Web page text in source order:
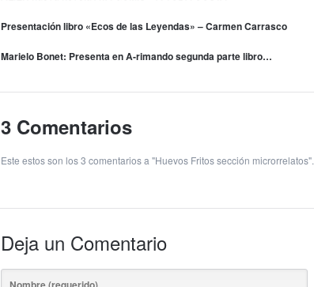
Presentación libro «Ecos de las Leyendas» – Carmen Carrasco
Marielo Bonet: Presenta en A-rimando segunda parte libro…
3 Comentarios
Este estos son los 3 comentarios a "Huevos Fritos sección microrrelatos".
Deja un Comentario